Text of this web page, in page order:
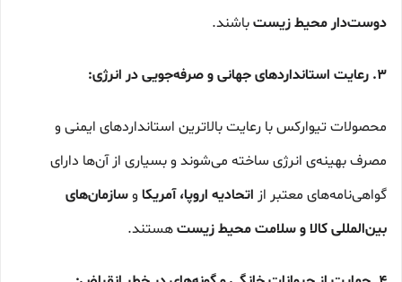
دوست‌دار محیط زیستباشند.
۳. رعایت استانداردهای جهانی و صرفه‌جویی در انرژی:
محصولات تیوارکس با رعایت بالاترین استانداردهای ایمنی و
مصرف بهینه‌ی انرژی ساخته می‌شوند و بسیاری از آن‌ها دارای
گواهی‌نامه‌های معتبر از اتحادیه اروپا، آمریکا وسازمان‌های
بین‌المللی کالا و سلامت محیط زیستهستند.